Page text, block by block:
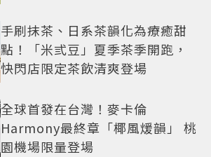
手刷抹茶、日系茶韻化為療癒甜
點！「米弎豆」夏季茶季開跑，
快閃店限定茶飲清爽登場
全球首發在台灣！麥卡倫
Harmony最終章「椰風煖韻」 桃
園機場限量登場